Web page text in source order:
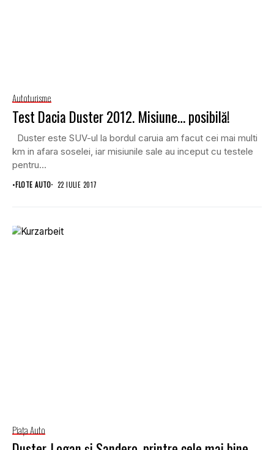
Autoturisme
Test Dacia Duster 2012. Misiune… posibilă!
Duster este SUV-ul la bordul caruia am facut cei mai multi
km in afara soselei, iar misiunile sale au inceput cu testele
pentru...
•FLOTE AUTO 22 IULIE 2017
Piaţa Auto